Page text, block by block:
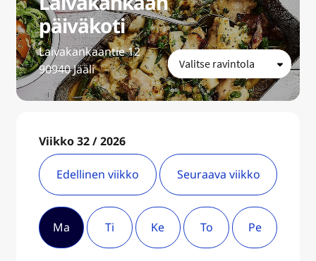
FI
päiväkoti
Laivakankaantie 12
90940 Jääli
Viikko 32 / 2026
Edellinen viikko
Ma Ti Ke To Pe
Seuraava viikko